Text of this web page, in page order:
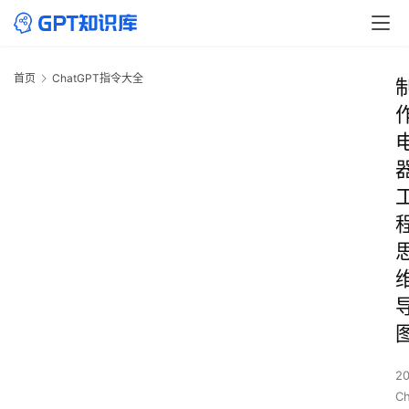
首页 ChatGPT指令大全